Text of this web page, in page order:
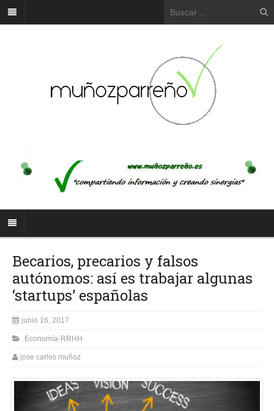
Becarios, precarios y falsos
autónomos: así es trabajar algunas
‘startups’ españolas
junio 16, 2017
Economía-RRHH
jose carlos muñoz